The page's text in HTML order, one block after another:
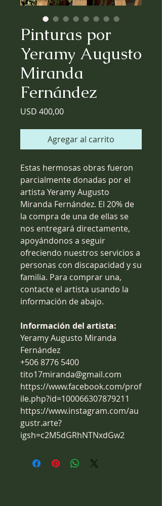
Pinturas por
Yeramy Augusto
Miranda
Fernández
USD 400,00Precio
Agregar al carrito
Estas hermosas obras fueron
parcialmente donadas por el
artista Yeramy Augusto
Miranda Fernández. El 20% de
la compra de una de ellas se
nos entregará directamente,
apoyándonos a seguir
ofreciendo nuestros servicios a
personas con discapacidad y su
familia. Para comprar una,
contacte el artista usando la
información de abajo.
Información del artista:
Yeramy Augusto Miranda
Fernández
+506 8776 5400
tito17miranda@gmail.com
https://www.facebook.com/prof
ile.php?id=100066307879211
https://www.instagram.com/au
gustr.arte?
igsh=c2M5dGRhNTNxdGw2